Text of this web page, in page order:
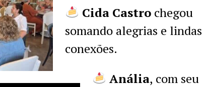
Cida Castro chegou
somando alegrias e lindas
conexões.
Anália, com seu